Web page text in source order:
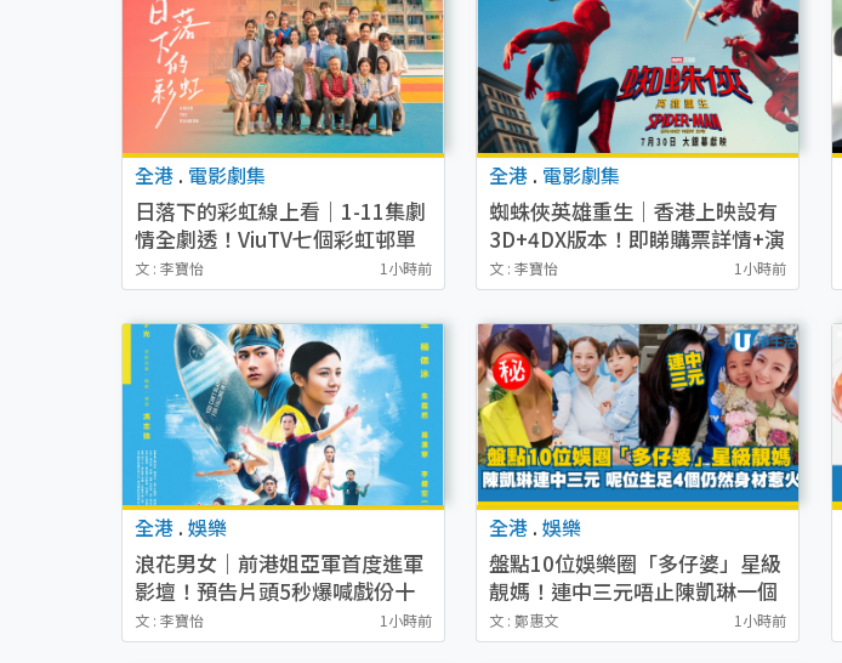
全港 . 電影劇集
日落下的彩虹線上看｜1-11集劇
情全劇透！ViuTV七個彩虹邨單
元故事+演員陣容一覽
文 : 李寶怡 1小時前
全港 . 電影劇集
蜘蛛俠英雄重生｜香港上映設有
3D+4DX版本！即睇購票詳情+演
員陣容
文 : 李寶怡 1小時前
全港 . 娛樂
浪花男女｜前港姐亞軍首度進軍
影壇！預告片頭5秒爆喊戲份十
足！泳裝上陣超吸睛
文 : 李寶怡 1小時前
全港 .娛樂
盤點10位娛樂圈「多仔婆」星級
靚媽！連中三元唔止陳凱琳一個
呢位生足4個仍然身材惹火
文 : 鄭惠文 1小時前